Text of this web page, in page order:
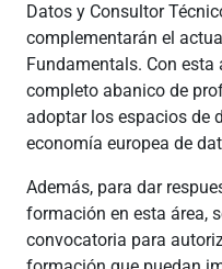
Datos y Consultor
complementarán el
Fundamentals. Con
completo abanico de
adoptar los espacios de
economía europea de
Además, para dar
formación en esta área,
convocatoria para